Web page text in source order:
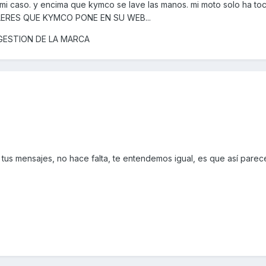
caso. y encima que kymco se lave las manos. mi moto solo ha
QUE KYMCO PONE EN SU WEB...
DE LA MARCA
mensajes, no hace falta, te entendemos igual, es que así